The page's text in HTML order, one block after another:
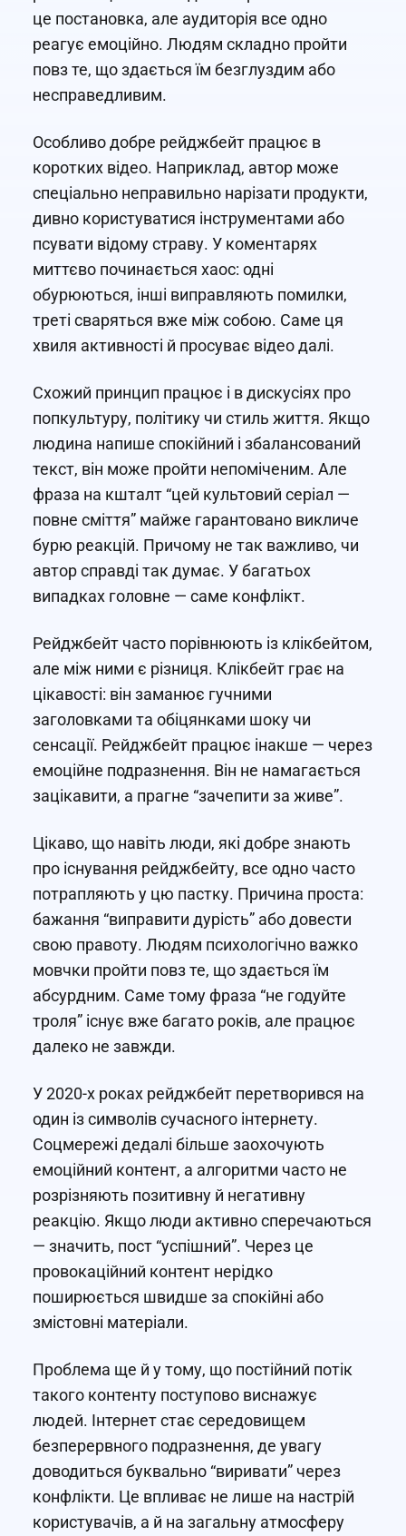
це постановка, але аудиторія все одно
реагує емоційно. Людям складно пройти
повз те, що здається їм безглуздим або
несправедливим.
Особливо добре рейджбейт працює в
коротких відео. Наприклад, автор може
спеціально неправильно нарізати продукти,
дивно користуватися інструментами або
псувати відому страву. У коментарях
миттєво починається хаос: одні
обурюються, інші виправляють помилки,
треті сваряться вже між собою. Саме ця
хвиля активності й просуває відео далі.
Схожий принцип працює і в дискусіях про
попкультуру, політику чи стиль життя. Якщо
людина напише спокійний і збалансований
текст, він може пройти непоміченим. Але
фраза на кшталт “цей культовий серіал —
повне сміття” майже гарантовано викличе
бурю реакцій. Причому не так важливо, чи
автор справді так думає. У багатьох
випадках головне — саме конфлікт.
Рейджбейт часто порівнюють із клікбейтом,
але між ними є різниця. Клікбейт грає на
цікавості: він заманює гучними
заголовками та обіцянками шоку чи
сенсації. Рейджбейт працює інакше — через
емоційне подразнення. Він не намагається
зацікавити, а прагне “зачепити за живе”.
Цікаво, що навіть люди, які добре знають
про існування рейджбейту, все одно часто
потрапляють у цю пастку. Причина проста:
бажання “виправити дурість” або довести
свою правоту. Людям психологічно важко
мовчки пройти повз те, що здається їм
абсурдним. Саме тому фраза “не годуйте
троля” існує вже багато років, але працює
далеко не завжди.
У 2020-х роках рейджбейт перетворився на
один із символів сучасного інтернету.
Соцмережі дедалі більше заохочують
емоційний контент, а алгоритми часто не
розрізняють позитивну й негативну
реакцію. Якщо люди активно сперечаються
— значить, пост “успішний”. Через це
провокаційний контент нерідко
поширюється швидше за спокійні або
змістовні матеріали.
Проблема ще й у тому, що постійний потік
такого контенту поступово виснажує
людей. Інтернет стає середовищем
безперервного подразнення, де увагу
доводиться буквально “виривати” через
конфлікти. Це впливає не лише на настрій
користувачів, а й на загальну атмосферу